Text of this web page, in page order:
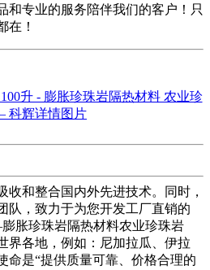
和专业的服务陪伴我们的客户！只
在！
收和整合国内外先进技术。同时，
队，致力于为您开发工厂直销的
胀珍珠岩隔热材料农业珍珠岩
各地，例如：尼加拉瓜、伊拉
命是“提供质量可靠、价格合理的